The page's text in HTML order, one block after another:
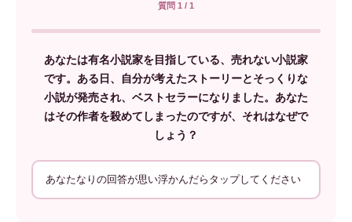
質問 1 / 1
あなたは有名小説家を目指している、売れない小説家
です。ある日、自分が考えたストーリーとそっくりな
小説が発売され、ベストセラーになりました。あなた
はその作者を殺めてしまったのですが、それはなぜで
しょう？
あなたなりの回答が思い浮かんだらタップしてください